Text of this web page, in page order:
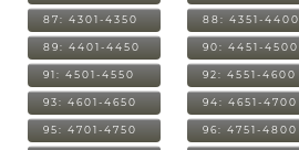
87: 4301-4350 88: 4351-4400
89: 4401-4450 90: 4451-4500
91: 4501-4550 92: 4551-4600
93: 4601-4650 94: 4651-4700
95: 4701-4750 96: 4751-4800